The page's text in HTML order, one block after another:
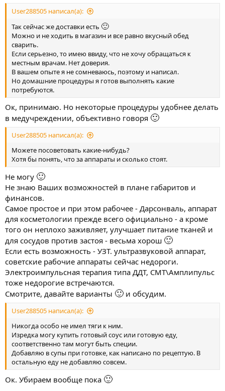
User288505 написал(а):
Так сейчас же доставки есть 🙂
Можно и не ходить в магазин и все равно вкусный обед
сварить.
Если серьезно, то имею ввиду, что не хочу обращаться к
местным врачам. Нет доверия.
В вашем опыте я не сомневаюсь, поэтому и написал.
Но домашние процедуры я готов выполнять какие
потребуются.
Ок, принимаю. Но некоторые процедуры удобнее делать
в медучреждении, объективно говоря 🙂
User288505 написал(а):
Можете посоветовать какие-нибудь?
Хотя бы понять, что за аппараты и сколько стоят.
Не могу 🙂
Не знаю Ваших возможностей в плане габаритов и
финансов.
Самое простое и при этом рабочее - Дарсонваль, аппарат
для косметологии прежде всего официально - а кроме
того он неплохо заживляет, улучшает питание тканей и
для сосудов против застоя - весьма хорош 🙂
Если есть возможность - УЗТ. ультразвуковой аппарат,
советские рабочие аппараты сейчас недороги.
Электроимпульсная терапия типа ДДТ, СМТ\Амплипульс
тоже недорогие встречаются.
Смотрите, давайте варианты 🙂 и обсудим.
User288505 написал(а):
Никогда особо не имел тяги к ним.
Изредка могу купить готовый соус или готовую еду,
соответственно там могут быть специи.
Добавляю в супы при готовке, как написано по рецептую. В
остальную еду не добавляю совсем.
Ок. Убираем вообще пока 🙂